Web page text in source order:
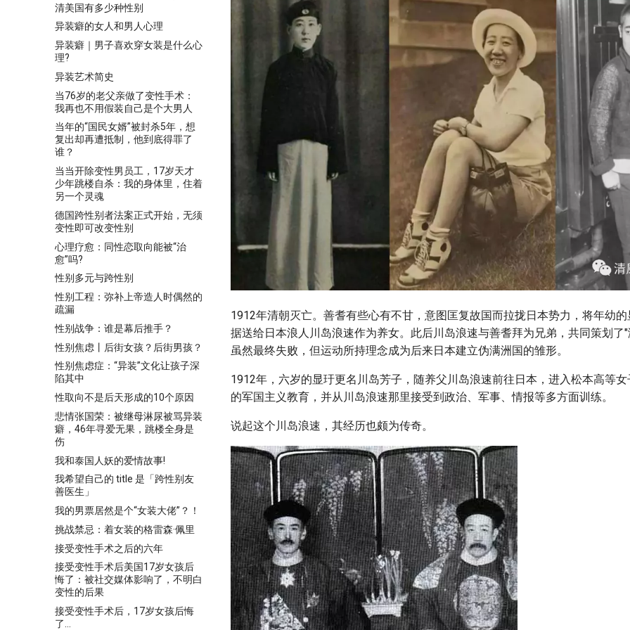
清美国有多少种性别
异装癖的女人和男人心理
异装癖｜男子喜欢穿女装是什么心
理?
异装艺术简史
当76岁的老父亲做了变性手术：
我再也不用假装自己是个大男人
当年的“国民女婿”被封杀5年，想
复出却再遭抵制，他到底得罪了
谁？
当当开除变性男员工，17岁天才
少年跳楼自杀：我的身体里，住着
另一个灵魂
德国跨性别者法案正式开始，无须
变性即可改变性别
心理疗愈：同性恋取向能被“治
愈”吗?
性别多元与跨性别
性别工程：弥补上帝造人时偶然的
疏漏
性别战争：谁是幕后推手？
性别焦虑丨后街女孩？后街男孩？
性别焦虑症：“异装”文化让孩子深
陷其中
性取向不是后天形成的10个原因
悲情张国荣：被继母淋尿被骂异装
癖，46年寻爱无果，跳楼全身是
伤
我和泰国人妖的爱情故事!
我希望自己的 title 是「跨性别友
善医生」
我的男票居然是个“女装大佬”？！
挑战禁忌：着女装的格雷森·佩里
接受变性手术之后的六年
接受变性手术后美国17岁女孩后
悔了：被社交媒体影响了，不明白
变性的后果
接受变性手术后，17岁女孩后悔
了…
1912年清朝灭亡。善耆有些心有不甘，意图匡复故国而拉拢日本势力，将年幼
据送给日本浪人川岛浪速作为养女。此后川岛浪速与善耆拜为兄弟，共同策划了
虽然最终失败，但运动所持理念成为后来日本建立伪满洲国的雏形。
1912年，六岁的显玗更名川岛芳子，随养父川岛浪速前往日本，进入松本高等
的军国主义教育，并从川岛浪速那里接受到政治、军事、情报等多方面训练。
说起这个川岛浪速，其经历也颇为传奇。